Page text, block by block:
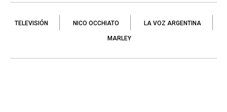
TELEVISIÓN NICO OCCHIATO LA VOZ ARGENTINA
MARLEY